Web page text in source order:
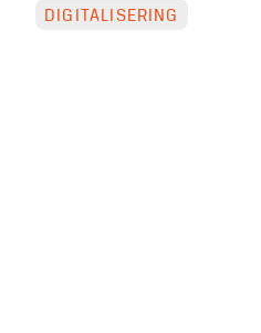
DIGITALISERING